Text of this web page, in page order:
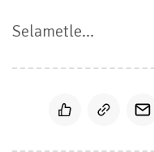
Selametle…